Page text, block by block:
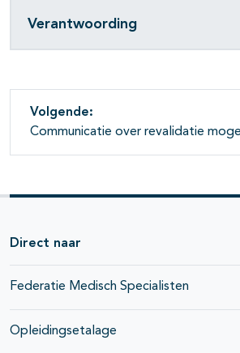
Verantwoording
Volgende:
Communicatie over revalidatie
Direct naar
Federatie Medisch Specialisten
Opleidingsetalage